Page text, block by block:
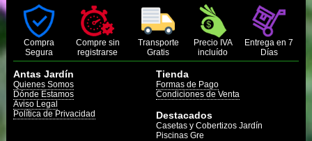
Compra
Segura
Compre sin
registrarse
Transporte
Gratis
Precio IVA
incluído
Entrega en 7
Días
Antas Jardín
Quienes Somos
Dónde Estamos
Aviso Legal
Política de Privacidad
Tienda
Formas de Pago
Condiciones de Venta
Destacados
Casetas y Cobertizos Jardín
Piscinas Gre